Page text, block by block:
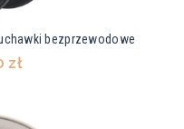
bezprzewodowe
zł